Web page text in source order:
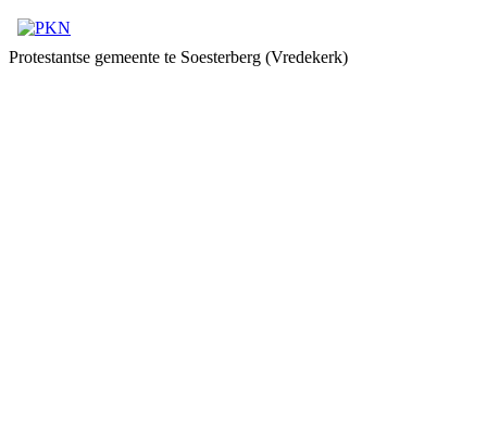
Protestantse gemeente te Soesterberg (Vredekerk)